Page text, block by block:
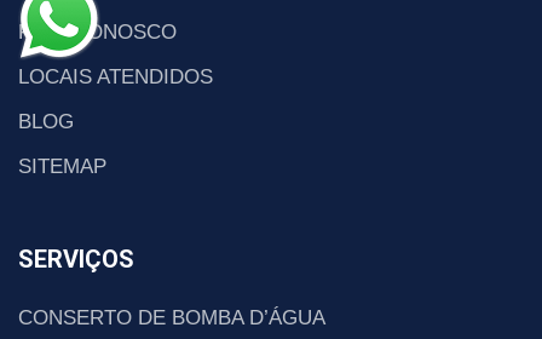
FALE CONOSCO
LOCAIS ATENDIDOS
BLOG
SITEMAP
SERVIÇOS
CONSERTO DE BOMBA D’ÁGUA